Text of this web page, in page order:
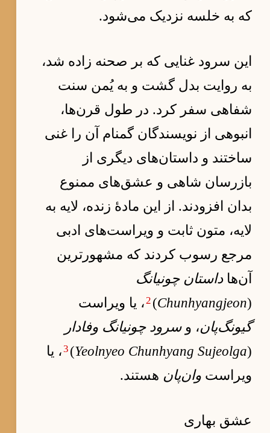
که به خلسه نزدیک می‌شود.
این سرود غنایی که بر صحنه زاده شد،
به روایت بدل گشت و به یُمن سنت
شفاهی سفر کرد. در طول قرن‌ها،
انبوهی از نویسندگان گمنام آن را غنی
ساختند و داستان‌های دیگری از
بازرسان شاهی و عشق‌های ممنوع
بدان افزودند. از این مادهٔ زنده، لایه به
لایه، متون ثابت و ویراست‌های ادبی
مرجع رسوب کردند که مشهورترین
آن‌هاداستان چونیانگ
(
Chunhyangjeon
)
2، یا ویراست
گیونگ‌پان، وسرود چونیانگ وفادار
(
Yeolnyeo Chunhyang Sujeolga
)
3، یا
ویراست وان‌پان هستند.
عشق بهاری